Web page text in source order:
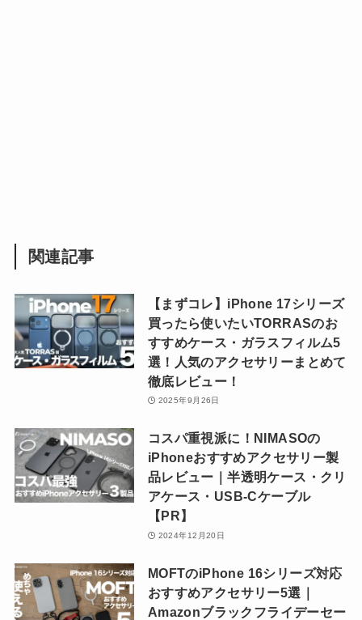
関連記事
【まずコレ】iPhone 17シリーズ
買ったら使いたいTORRASのお
すすめケース・ガラスフィルム5
選！人気のアクセサリーまとめて
徹底レビュー！
2025年9月26日
コスパ重視派に！NIMASOの
iPhoneおすすめアクセサリー製
品レビュー｜半透明ケース・クリ
アケース・USB-Cケーブル
【PR】
2024年12月20日
MOFTのiPhone 16シリーズ対応
おすすめアクセサリー5選｜
Amazonブラックフライデーセー